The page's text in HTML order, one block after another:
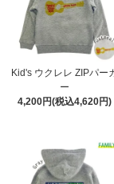
Kid's ウクレレ ZIPパー
ー
4,200円(税込4,620円)